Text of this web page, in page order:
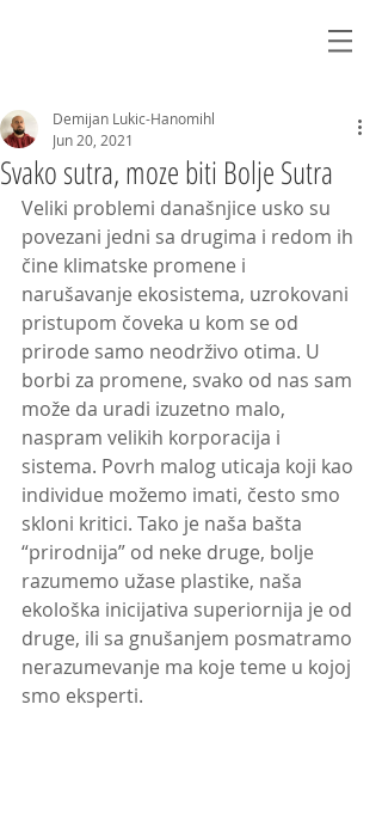
Svako sutra, moze biti Bolje Sutra
Demijan Lukic-Hanomihl
Jun 20, 2021
Veliki problemi današnjice usko su
povezani jedni sa drugima i redom ih
čine klimatske promene i
narušavanje ekosistema, uzrokovani
pristupom čoveka u kom se od
prirode samo neodrživo otima. U
borbi za promene, svako od nas sam
može da uradi izuzetno malo,
naspram velikih korporacija i
sistema. Povrh malog uticaja koji kao
individue možemo imati, često smo
skloni kritici. Tako je naša bašta
“prirodnija” od neke druge, bolje
razumemo užase plastike, naša
ekološka inicijativa superiornija je od
druge, ili sa gnušanjem posmatramo
nerazumevanje ma koje teme u kojoj
smo eksperti.